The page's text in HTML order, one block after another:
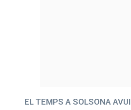
EL TEMPS A SOLSONA AVUI